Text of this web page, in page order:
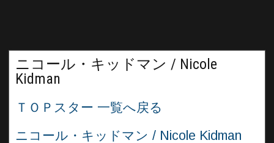
ニコール・キッドマン / Nicole
Kidman
ＴＯＰスター 一覧へ戻る
ニコール・キッドマン / Nicole Kidman